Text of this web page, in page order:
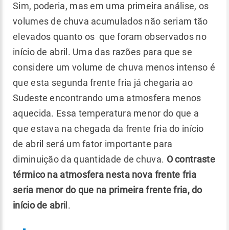
Sim, poderia, mas em uma primeira análise, os
volumes de chuva acumulados não seriam tão
elevados quanto os que foram observados no
início de abril. Uma das razões para que se
considere um volume de chuva menos intenso é
que esta segunda frente fria já chegaria ao
Sudeste encontrando uma atmosfera menos
aquecida. Essa temperatura menor do que a
que estava na chegada da frente fria do início
de abril será um fator importante para
diminuição da quantidade de chuva. O contraste
térmico na atmosfera nesta nova frente fria
seria menor do que na primeira frente fria, do
início de abri l.